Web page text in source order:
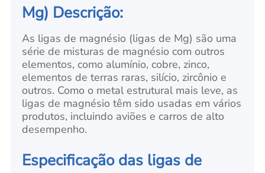
Mg) Descrição:
As ligas de magnésio (ligas de Mg) são uma
série de misturas de magnésio com outros
elementos, como alumínio, cobre, zinco,
elementos de terras raras, silício, zircônio e
outros. Como o metal estrutural mais leve, as
ligas de magnésio têm sido usadas em vários
produtos, incluindo aviões e carros de alto
desempenho.
Especificação das ligas de